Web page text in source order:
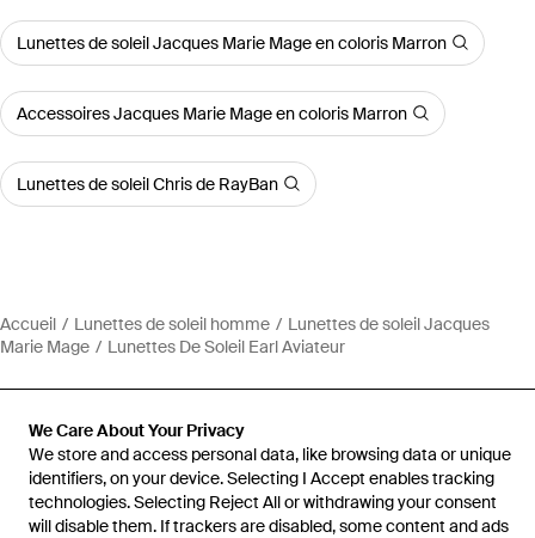
We Care About Your Privacy
We store and access personal data, like browsing data or unique
identifiers, on your device. Selecting I Accept enables tracking
technologies. Selecting Reject All or withdrawing your consent
will disable them. If trackers are disabled, some content and ads
Lunettes de soleil Jacques Marie Mage en coloris Marron
Accessoires Jacques Marie Mage en coloris Marron
Lunettes de soleil Chris de RayBan
Accueil Lunettes de soleil homme
Lunettes de soleil Jacques
Marie Mage
Lunettes De Soleil Earl Aviateur
Aide et infos